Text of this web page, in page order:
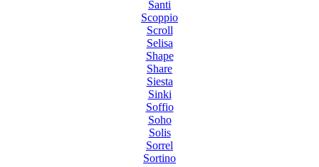
Santi
Scoppio
Scroll
Selisa
Shape
Share
Siesta
Sinki
Soffio
Soho
Solis
Sorrel
Sortino